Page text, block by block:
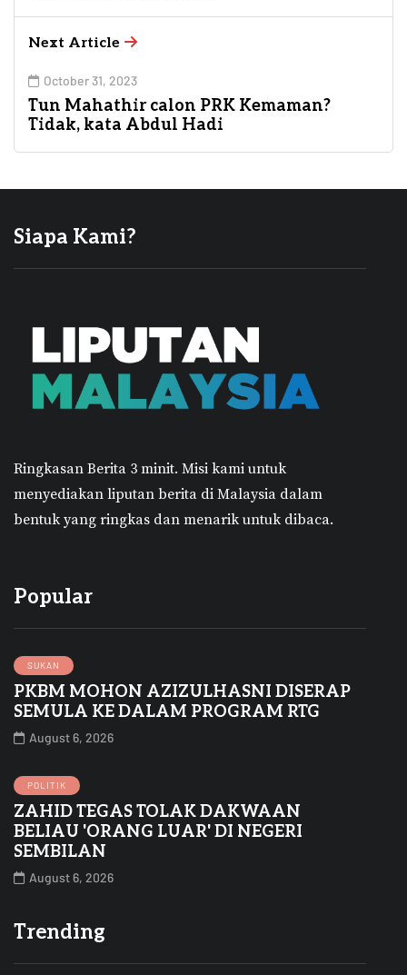
Next Article
October 31, 2023
Tun Mahathir calon PRK Kemaman?
Tidak, kata Abdul Hadi
Siapa Kami?
Ringkasan Berita 3 minit. Misi kami untuk
menyediakan liputan berita di Malaysia dalam
bentuk yang ringkas dan menarik untuk dibaca.
Popular
SUKAN
PKBM MOHON AZIZULHASNI DISERAP
SEMULA KE DALAM PROGRAM RTG
August 6, 2026
POLITIK
ZAHID TEGAS TOLAK DAKWAAN
BELIAU 'ORANG LUAR' DI NEGERI
SEMBILAN
August 6, 2026
Trending